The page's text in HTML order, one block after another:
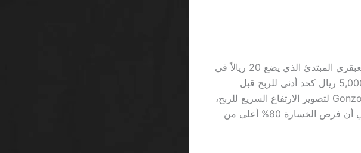
أولاً، يلجأ المشغلون إلى حساب متوسط الرهانات اليومية للعبقري المبتدئ الذي يضع 20 ريالاً في
كل دورة. إذا كان متوسط رهان 20 ريالاً، فسيتم احتساب 5,000 ريال كحد أدنى للربح قبل
السحب. ثانياً، يستخدمون لعبة مثل Starburst أو Gonzo’s Quest لتصوير الارتفاع السريع للربح،
رغم أن هذين العنوانين معروفان بتقلبهما العالي وهو ما يعني أن فرص الخسارة 80% أعلى من